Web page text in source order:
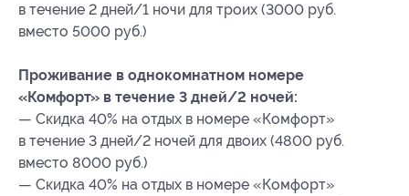
в течение 2 дней/1 ночи для троих (3000 руб.
вместо 5000 руб.)
Проживание в однокомнатном номере
«Комфорт» в течение 3 дней/2 ночей:
— Скидка 40% на отдых в номере «Комфорт»
в течение 3 дней/2 ночей для двоих (4800 руб.
вместо 8000 руб.)
— Скидка 40% на отдых в номере «Комфорт»